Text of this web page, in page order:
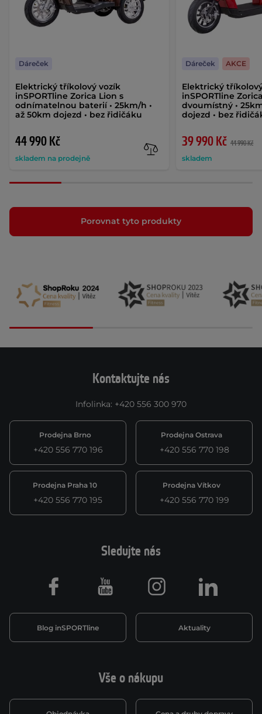
Elektrický tříkolový vozík
inSPORTline Zorica Lion s
odnímatelnou baterií • 25km/h •
až 50km dojezd • bez řidičáku
44 990 Kč
skladem na prodejně
Dáreček
Elektrický
inSPORTline
dvoumístný •
dojezd • bez
39 990 Kč 44 990 Kč
skladem
Dáreček AKCE
Porovnat tyto produkty
Kontaktujte nás
Infolinka: +420 556 300 970
Prodejna Brno
+420 556 770 196
Prodejna Ostrava
+420 556 770 198
Prodejna Praha 10
+420 556 770 195
Prodejna Vítkov
+420 556 770 199
Vše o nákupu
Sledujte nás
Blog inSPORTline Aktuality
Facebook Youtube Instagram LinkedIn